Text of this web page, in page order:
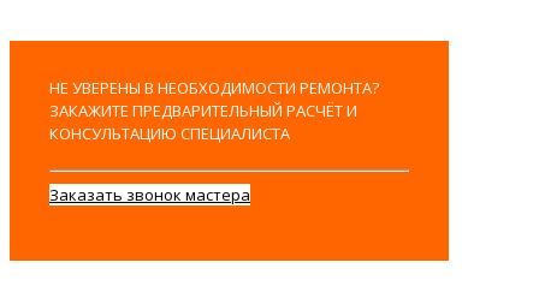
НЕ УВЕРЕНЫ В НЕОБХОДИМОСТИ РЕМОНТА?
ЗАКАЖИТЕ ПРЕДВАРИТЕЛЬНЫЙ РАСЧЁТ И
КОНСУЛЬТАЦИЮ СПЕЦИАЛИСТА
Заказать звонок мастера